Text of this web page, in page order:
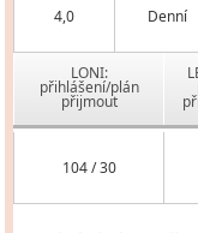
4,0 Denní
LONI:
přihlášení/plán
přijmout
104 / 30